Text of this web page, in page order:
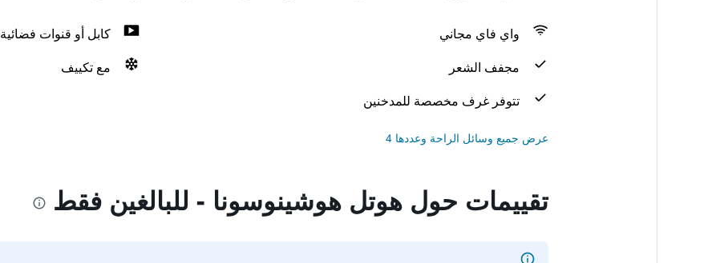
واي فاي مجاني
كابل أو قنوات فضائية
مجفف الشعر
مع تكييف
تتوفر غرف مخصصة للمدخنين
عرض جميع وسائل الراحة وعددها 4
تقييمات حول هوتل هوشينوسونا - للبالغين فقط